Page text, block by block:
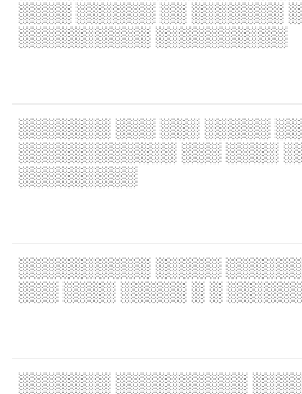
░░░░ ░░░░░░ ░░ ░░░░░░░
░░░░░░░░░░ ░░░░░░░░░░
░░░░░░░ ░░░ ░░░ ░░░░░
░░░░░░░░░░░░ ░░░ ░░░░
░░░░░░░░░
░░░░░░░░░░ ░░░░░
░░░ ░░░░ ░░░░░ ░ ░
░░░░░░░ ░░░░░░░░░░